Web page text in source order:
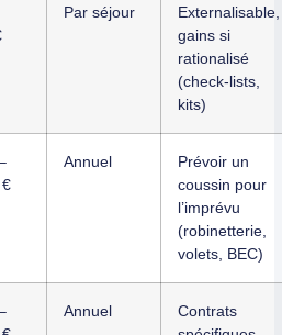
Par séjour
Externalisable,
gains si
rationalisé
(check-lists,
kits)
Annuel
Prévoir un
coussin pour
l’imprévu
(robinetterie,
volets, BEC)
Annuel
Contrats